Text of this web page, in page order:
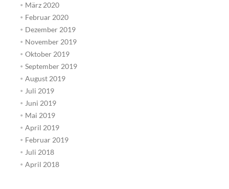
März 2020
Februar 2020
Dezember 2019
November 2019
Oktober 2019
September 2019
August 2019
Juli 2019
Juni 2019
Mai 2019
April 2019
Februar 2019
Juli 2018
April 2018